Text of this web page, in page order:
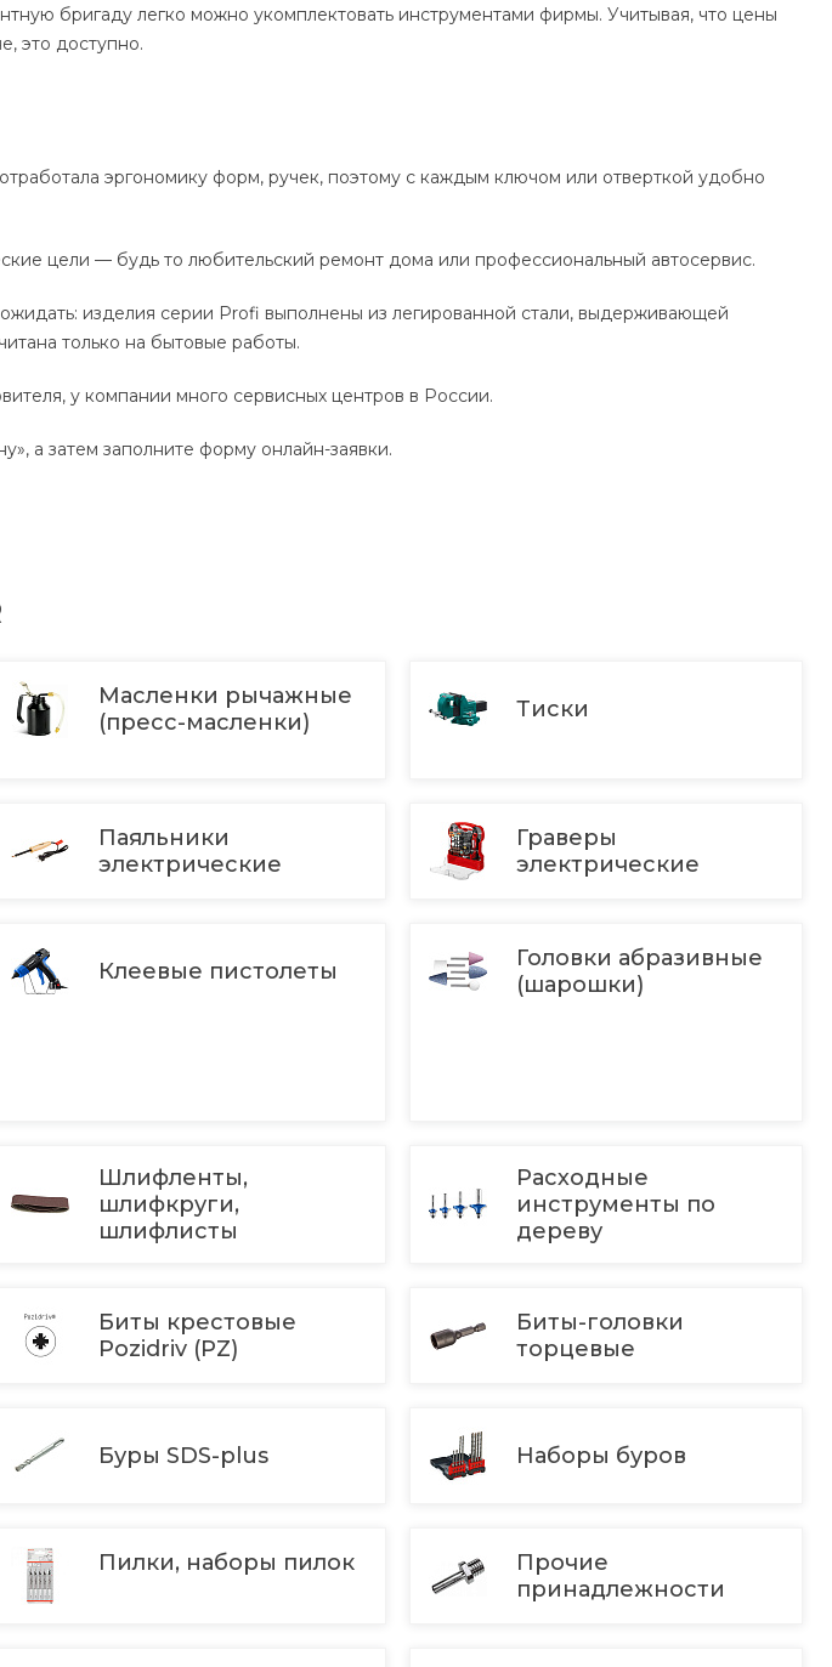
бригаду легко можно укомплектовать инструментами фирмы. Учитывая, что цены
это доступно.
эргономику форм, ручек, поэтому с каждым ключом или отверткой удобно
цели — будь то любительский ремонт дома или профессиональный автосервис.
изделия серии Profi выполнены из легированной стали, выдерживающей
только на бытовые работы.
у компании много сервисных центров в России.
а затем заполните форму онлайн-заявки.
Масленки рычажные
(пресс-масленки)
Тиски
Паяльники
электрические
Граверы
электрические
Клеевые пистолеты
Головки абразивные
(шарошки)
Шлифленты,
шлифкруги,
шлифлисты
Расходные
инструменты по
дереву
Биты крестовые
Pozidriv (PZ)
Биты-головки
торцевые
Буры SDS-plus Наборы буров
Пилки, наборы пилок
Прочие
принадлежности